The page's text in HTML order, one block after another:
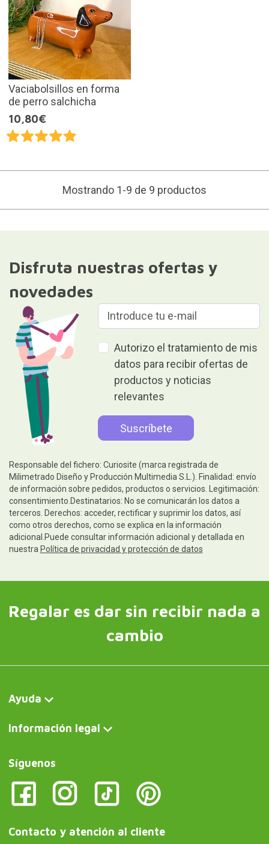
Vaciabolsillos en forma
de perro salchicha
10,80€
Mostrando 1-9 de 9 productos
Disfruta nuestras ofertas y
novedades
Autorizo el tratamiento de mis
datos para recibir ofertas de
productos y noticias
relevantes
Responsable del fichero: Curiosite (marca registrada de
Milimetrado Diseño y Producción Multimedia S.L.). Finalidad: envío
de información sobre pedidos, productos o servicios. Legitimación:
consentimiento.Destinatarios: No se comunicarán los datos a
terceros. Derechos: acceder, rectificar y suprimir los datos, así
como otros derechos, como se explica en la información
adicional.Puede consultar información adicional y detallada en
nuestra Política de privacidad y protección de datos
Regalar es dar sin recibir nada a
cambio
Ayuda
Información legal
Síguenos
Contacto y atención al cliente